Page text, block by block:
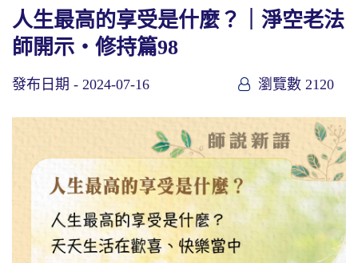
人生最高的享受是什麼？｜淨空老法
師開示・修持篇98
發布日期 - 2024-07-16 瀏覽數 2120